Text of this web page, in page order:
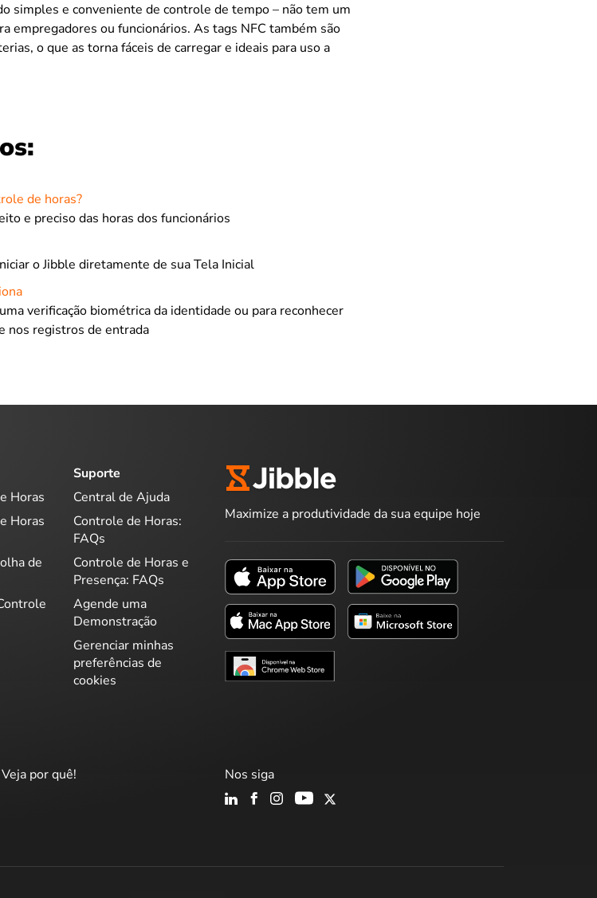
simples e conveniente de controle de tempo – não tem um
empregadores ou funcionários. As tags NFC também são
o que as torna fáceis de carregar e ideais para uso a
de horas?
e preciso das horas dos funcionários
o Jibble diretamente de sua Tela Inicial
verificação biométrica da identidade ou para reconhecer
nos registros de entrada
Horas
Horas
de
Suporte
Central de Ajuda
Controle de Horas:
FAQs
Controle de Horas e
Presença: FAQs
Agende uma
Demonstração
Gerenciar minhas
preferências de
cookies
Maximize a produtividade da sua equipe hoje
por quê! Nos siga